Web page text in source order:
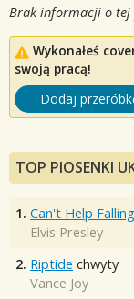
Brak informacji o tej
Wykonałeś
swoją pracą!
Dodaj
TOP PIOSENKI
1. Can't Help
Elvis Presley
2. Riptide chwyty
Vance Joy